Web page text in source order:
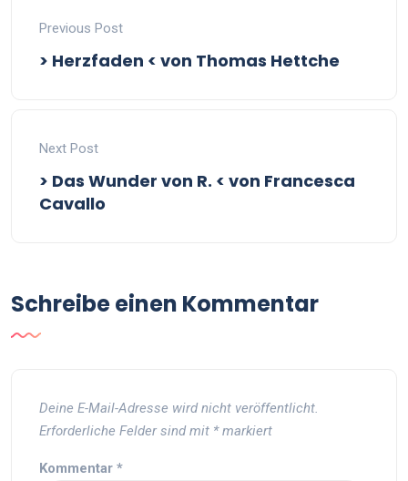
Previous Post
> Herzfaden < von Thomas Hettche
Next Post
> Das Wunder von R. < von Francesca
Cavallo
Schreibe einen Kommentar
Deine E-Mail-Adresse wird nicht veröffentlicht.
Erforderliche Felder sind mit *markiert
Kommentar *